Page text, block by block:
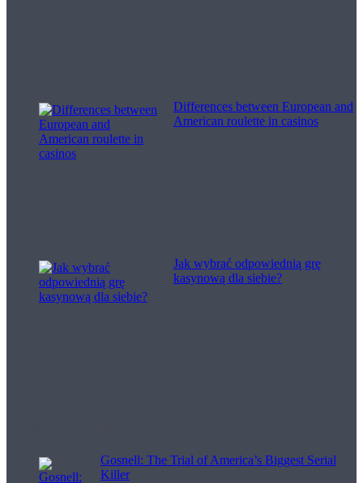
Differences between European and
American roulette in casinos
Jak wybrać odpowiednią grę
kasynową dla siebie?
Gosnell: The Trial of America’s Biggest Serial
Killer